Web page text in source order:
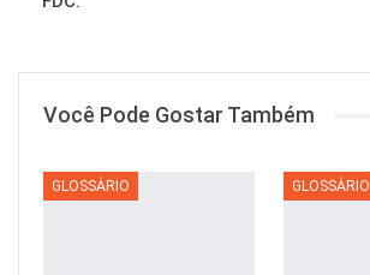
Você Pode Gostar Também
GLOSSÁRIO GLOSSÁRIO